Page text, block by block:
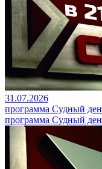
31.07.2026
программа Судный
программа Судный